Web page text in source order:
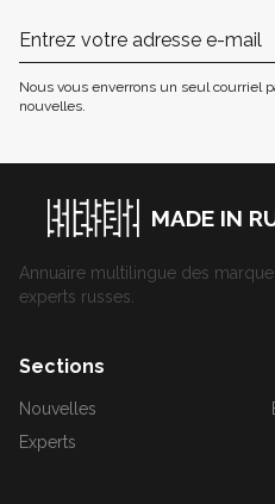
Nous vous enverrons un seul courriel
nouvelles.
MADE IN
Annuaire multilingue des
experts russes.
Sections
Nouvelles
Experts